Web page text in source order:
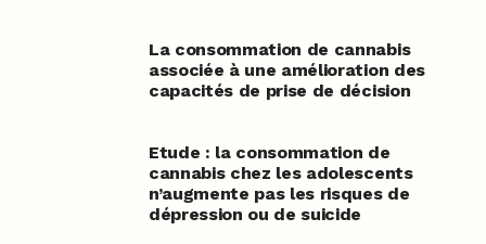
La consommation de cannabis
associée à une amélioration des
capacités de prise de décision
Etude : la consommation de
cannabis chez les adolescents
n’augmente pas les risques de
dépression ou de suicide